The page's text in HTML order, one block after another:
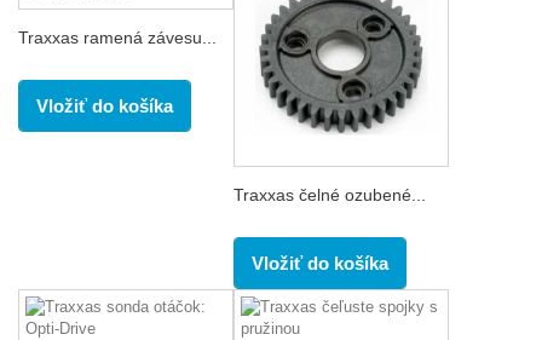
Traxxas ramená závesu...
Vložiť do košíka
Traxxas čelné ozubené...
Vložiť do košíka